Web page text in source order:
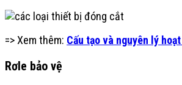
=> Xem thêm: Cấu tạo và nguyên lý
Rơle bảo vệ